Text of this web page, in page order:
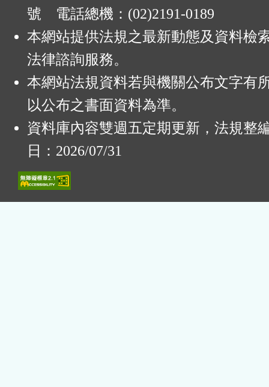
號 電話總機：(02)2191-0189
本網站提供法規之最新動態及資料檢
法律諮詢服務。
本網站法規資料若與機關公布文字有
以公布之書面資料為準。
資料庫內容雙週五定期更新，法規整
日：2026/07/31